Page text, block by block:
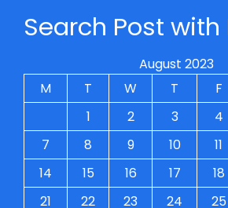
Search Post with
August 2023
M
T W T F
1
2 3 4
7
8 9 10 11
14
15 16 17 18
21
22 23 24 25